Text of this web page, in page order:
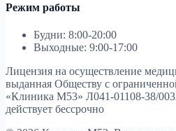
Режим работы
Будни: 8:00-20:00
Выходные: 9:00-17:00
Лицензия на осуществление
выданная Обществу с
«Клиника М53» Л041-01108-38/
действует бессрочно